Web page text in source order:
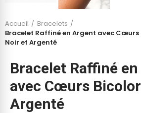
Accueil
Bracelets
Bracelet Raffiné en Argent avec Cœurs
Noir et Argenté
Bracelet Raffiné
avec Cœurs
Argenté